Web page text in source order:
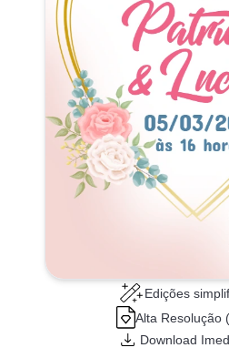
Edições
Alta Resolução
Download